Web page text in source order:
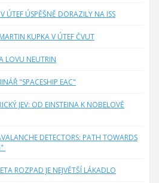
ÚTEF ÚSPĚŠNĚ DORAZILY NA ISS
KUPKA V ÚTEF ČVUT
LOVU NEUTRIN
"SPACESHIP EAC"
JEV: OD EINSTEINA K NOBELOVĚ
DETECTORS: PATH TOWARDS
ROZPAD JE NEJVĚTŠÍ LÁKADLO